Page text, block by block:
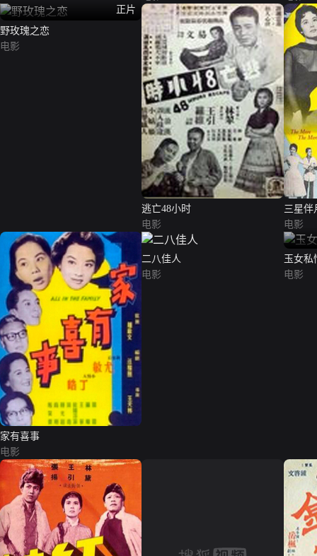
正片
野玫瑰之恋
电影
逃亡48小时
电影
三星伴
电影
家有喜事
电影
二八佳人
电影
玉女私
电影